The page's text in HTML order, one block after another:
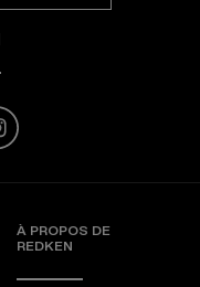
À PROPOS DE
REDKEN